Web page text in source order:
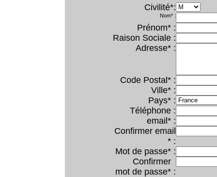
Civilité*:
Nom* :
Prénom* :
Raison Sociale :
Adresse* :
Code Postal* :
Ville* :
Pays* :
Téléphone :
email* :
Confirmer email
* :
Mot de passe* :
Confirmer
mot de passe* :